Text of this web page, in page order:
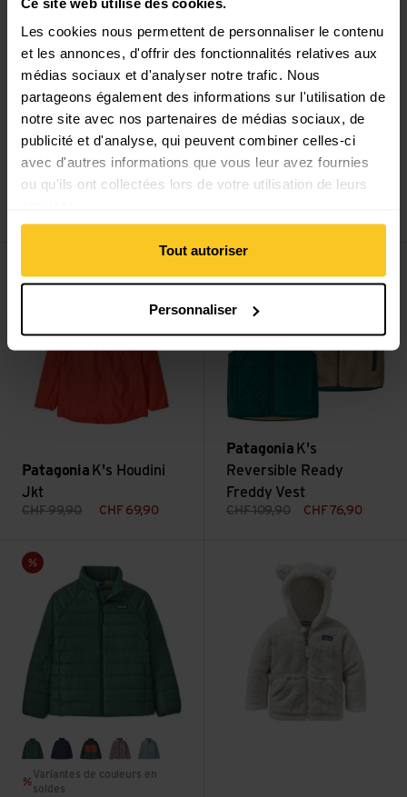
Les cookies nous permettent de personnaliser le contenu
et les annonces, d'offrir des fonctionnalités relatives aux
médias sociaux et d'analyser notre trafic. Nous
partageons également des informations sur l'utilisation de
notre site avec nos partenaires de médias sociaux, de
publicité et d'analyse, qui peuvent combiner celles-ci
avec d'autres informations que vous leur avez fournies
ou qu'ils ont collectées lors de votre utilisation de leurs
Tout autoriser
Personnaliser
Shift Jkt
Patagonia K's Houdini
Jkt
CHF99,90 CHF 69,90
Patagonia K's
Reversible Ready
Freddy Vest
CHF109,90 CHF 76,90
Voir K's Reversible Ready
Vente
conifer green
new navy
new navy w/redtail rust
stormy mauve
thermal blue
Variantes de couleurs en
soldes
Voir K's Down Sweater